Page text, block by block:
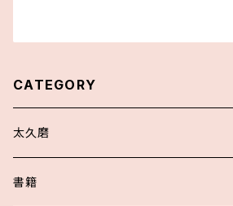
CATEGORY
太久磨
書籍